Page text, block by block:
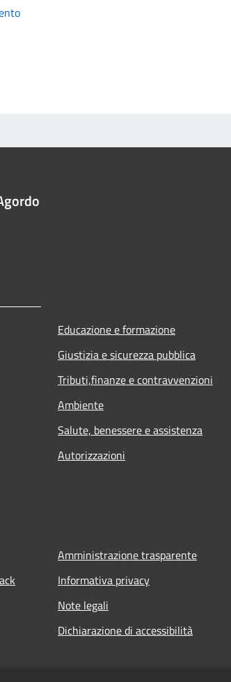
Educazione e formazione
Giustizia e sicurezza pubblica
Tributi,finanze e contravvenzioni
Ambiente
Salute, benessere e assistenza
Autorizzazioni
Amministrazione trasparente
Informativa privacy
Note legali
Dichiarazione di accessibilità